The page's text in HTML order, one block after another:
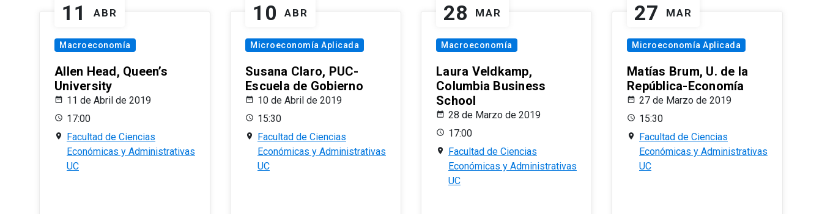
11 ABR
Macroeconomía
Allen Head, Queen’s
University
11 de Abril de 2019
17:00
Facultad de Ciencias
Económicas y Administrativas
UC
10 ABR
Microeconomía Aplicada
Susana Claro, PUC-
Escuela de Gobierno
10 de Abril de 2019
15:30
Facultad de Ciencias
Económicas y Administrativas
UC
28 MAR
Macroeconomía
Laura Veldkamp,
Columbia Business
School
28 de Marzo de 2019
17:00
Facultad de Ciencias
Económicas y Administrativas
UC
27 MAR
Microeconomía Aplicada
Matías Brum, U. de la
República-Economía
27 de Marzo de 2019
15:30
Facultad de Ciencias
Económicas y Administrativas
UC